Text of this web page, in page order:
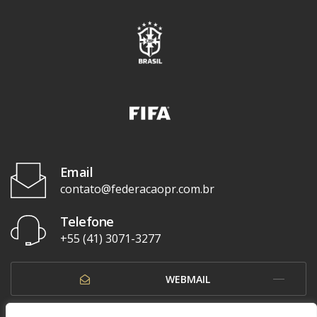
Email
contato@federacaopr.com.br
Telefone
+55 (41) 3071-3277
WEBMAIL